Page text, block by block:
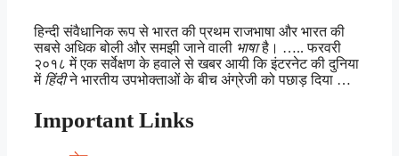
हिन्दी संवैधानिक रूप से भारत की प्रथम राजभाषा और भारत की
सबसे अधिक बोली और समझी जाने वाली भाषाहै। ….. फरवरी
२०१८ में एक सर्वेक्षण के हवाले से खबर आयी कि इंटरनेट की दुनिया
में हिंदीने भारतीय उपभोक्ताओं के बीच अंग्रेजी को पछाड़ दिया …
Important Links